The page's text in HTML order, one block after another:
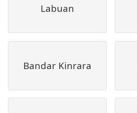
Labuan
Bandar Kinrara